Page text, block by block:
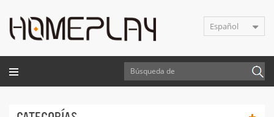
Español